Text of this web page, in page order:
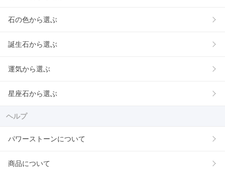
石の色から選ぶ
誕生石から選ぶ
運気から選ぶ
星座石から選ぶ
ヘルプ
パワーストーンについて
商品について